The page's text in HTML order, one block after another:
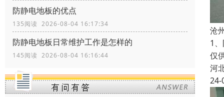
防静电地板的优点
135阅读 2026-08-04 16:17:34
防静电地板日常维护工作是怎样的
145阅读 2026-08-04 16:16:44
沧
1
仅
河
24-